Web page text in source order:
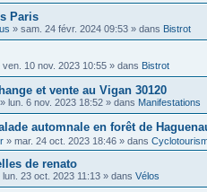
Paris
» sam. 24 févr. 2024 09:53 » dans Bistrot
ven. 10 nov. 2023 10:55 » dans Bistrot
et vente au Vigan 30120
» lun. 6 nov. 2023 18:52 » dans Manifestations
automnale en forêt de
» mar. 24 oct. 2023 18:46 » dans
de renato
lun. 23 oct. 2023 11:13 » dans Vélos